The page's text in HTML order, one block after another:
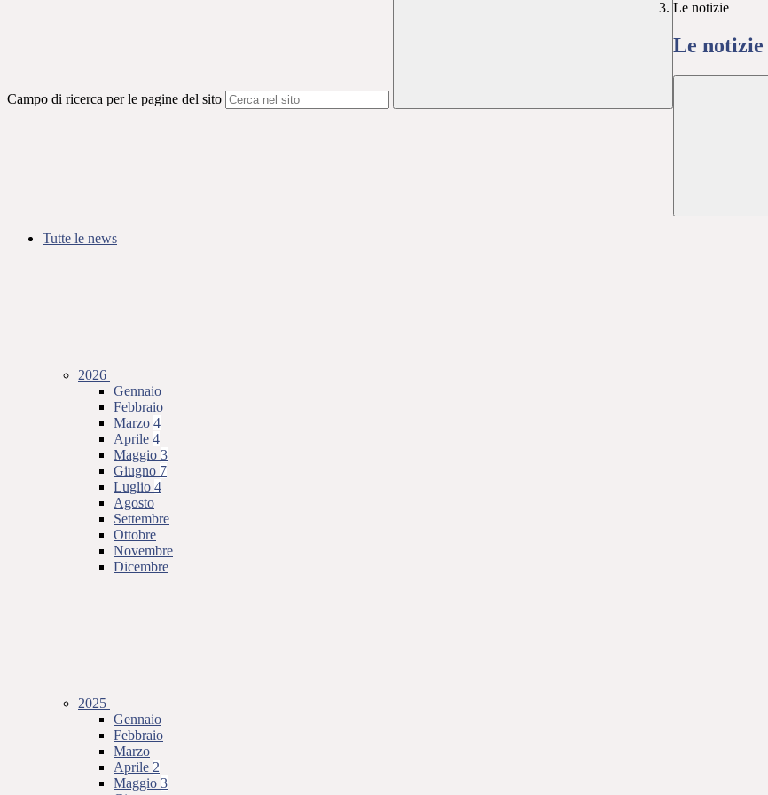
Campo di ricerca per le pagine del sito
Le notizie
Le notizie
Tutte le news
2026
Gennaio
Febbraio
Marzo 4
Aprile 4
Maggio 3
Giugno 7
Luglio 4
Agosto
Settembre
Ottobre
Novembre
Dicembre
2025
Gennaio
Febbraio
Marzo
Aprile 2
Maggio 3